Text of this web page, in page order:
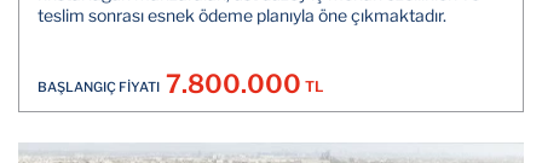
teslim sonrası esnek ödeme planıyla öne çıkmaktadır.
BAŞLANGIÇ FİYATI 7.800.000 TL